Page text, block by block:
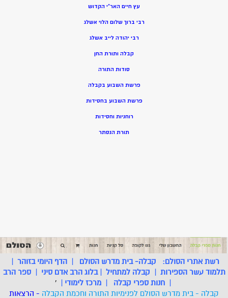
עץ חיים האר”י הקדוש
רבי ברוך שלום הלוי אשלג
רבי יהודה לייב אשלג
קבלה ותורת החן
סודות התורה
פרשת השבוע בקבלה
פרשת השבוע בחסידות
רוחניות וחסידות
תורת הנסתר
רשת אתרי הסולם: קבלה- בית מדרש הסולם |הדף היומי בזוהר
תלמוד עשר הספירות
קבלה למתחיל |בלוג הרב אדם סיני |ספר הרב
חנות ספרי קבלה מרכז לימודי
'
קבלה - בית מדרש הסולם לפנימיות התורה וחכמת הקבלה - הרצאות